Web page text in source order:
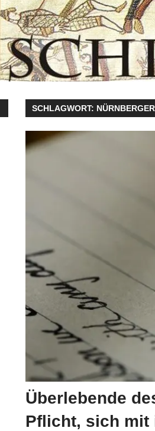
SCHLAGWORT:
Überlebende
Pflicht, sich mit